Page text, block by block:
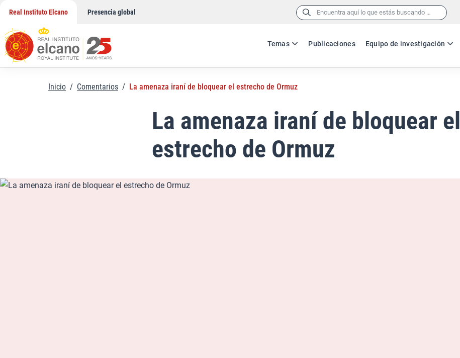
contenido
Real Instituto Elcano Presencia global Buscar:
Temas Publicaciones Equipo de investigación
Inicio / Comentarios / La amenaza iraní de bloquear el estrecho de Ormuz
La amenaza iraní de bloquear el
estrecho de Ormuz